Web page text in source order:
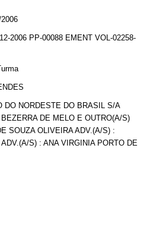
2006 PP-00088 EMENT VOL-02258-
DO NORDESTE DO BRASIL S/A
DE MELO E OUTRO(A/S)
SOUZA OLIVEIRA ADV.(A/S) :
S) : ANA VIRGINIA PORTO DE